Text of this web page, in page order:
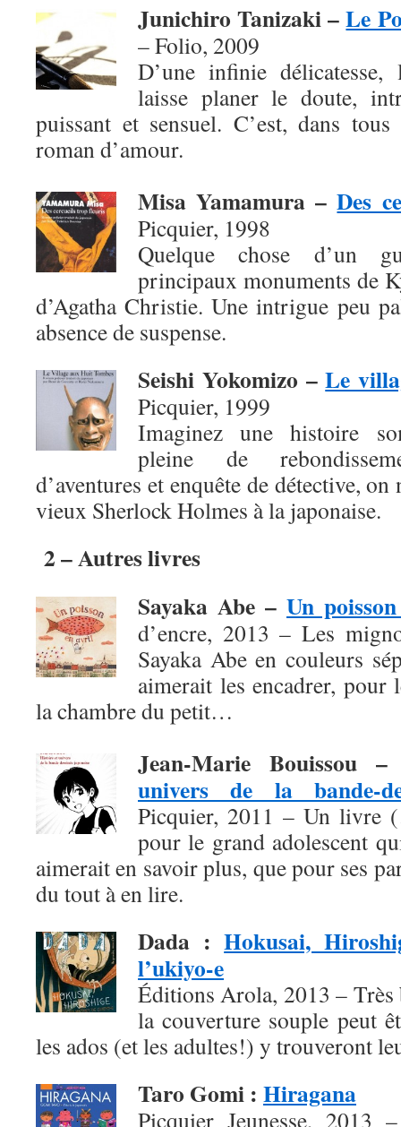
Junichiro Tanizaki –Le
– Folio, 2009
D’une infinie
laisse planer le doute,
puissant et sensuel. C’est, dans
roman d’amour.
Misa Yamamura –Des
Picquier, 1998
Quelque chose d’un
principaux monuments de
d’Agatha Christie. Une intrigue peu
absence de suspense.
Seishi Yokomizo –Le
Picquier, 1999
Imaginez une histoire
pleine de
d’aventures et enquête de détective,
vieux Sherlock Holmes à la japonaise.
2 – Autres livres
Sayaka Abe – Un
d’encre, 2013 – Les
Sayaka Abe en couleurs
aimerait les encadrer, pour
la chambre du petit…
Jean-Marie Bouissou
univers de la bande-
Picquier, 2011 – Un
pour le grand adolescent
aimerait en savoir plus, que pour ses
du tout à en lire.
Dada :Hokusai,
l’ukiyo-e
Éditions Arola, 2013 – Très
la couverture souple peut
les ados (et les adultes!) y trouveront
Taro Gomi : Hiragana
Picquier Jeunesse, 2013